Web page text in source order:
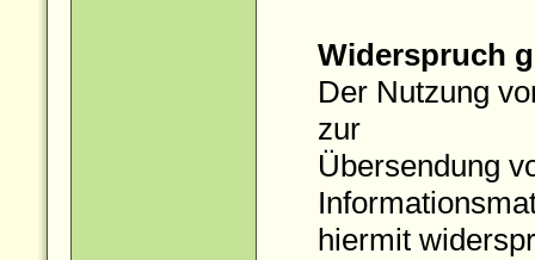
Widerspruch
Der Nutzung
zur
Übersendung
hiermit